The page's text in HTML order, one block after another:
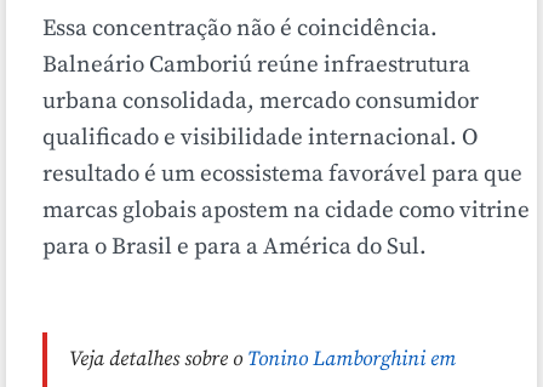
Essa concentração não é coincidência.
Balneário Camboriú reúne infraestrutura
urbana consolidada, mercado consumidor
qualificado e visibilidade internacional. O
resultado é um ecossistema favorável para que
marcas globais apostem na cidade como vitrine
para o Brasil e para a América do Sul.
Veja detalhes sobre o Tonino Lamborghini em